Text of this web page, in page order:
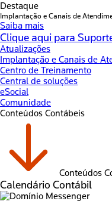
Destaque
Implantação e Canais de
Saiba mais
Clique aqui para
Atualizações
Implantação e Canais de
Centro de Treinamento
Central de soluções
eSocial
Comunidade
Conteúdos Contábeis
Conteúdos
Calendário Contábil